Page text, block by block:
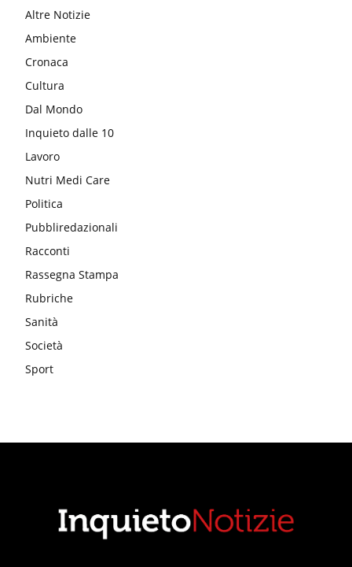
Altre Notizie
Ambiente
Cronaca
Cultura
Dal Mondo
Inquieto dalle 10
Lavoro
Nutri Medi Care
Politica
Pubbliredazionali
Racconti
Rassegna Stampa
Rubriche
Sanità
Società
Sport